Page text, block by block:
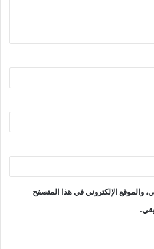
والموقع الإلكتروني في هذا المتصفح